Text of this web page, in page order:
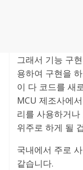
그래서 기능 구
용하여 구현을
이 다 코드를 새
MCU 제조사에
리를 사용하거
위주로 하게 될
국내에서 주로
같습니다.